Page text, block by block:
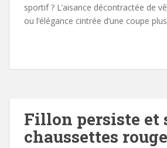
sportif ? L’aisance décontractée de
ou l’élégance cintrée d’une coupe
Fillon persiste et
chaussettes